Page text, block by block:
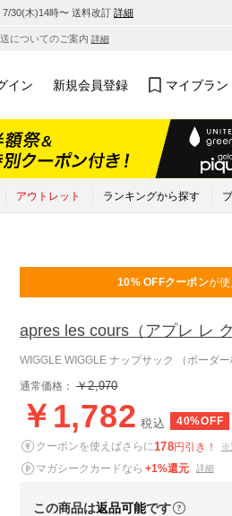
7/30(木)14時〜 送料改訂 詳細
についてのご案内 詳細
イン 新規会員登録 マイブラン
アウトレット ランキングから探す
10% OFFクーポンが
apres les cours （アプレ レ
WIGGLE WIGGLE ナップサック （ボーダー
通常価格： ￥2,970
￥1,782 税込 40%OFF
クーポンを使えばさらに178円引き！ ※
マガシークカードなら +1%還元 詳細
この商品は返品可能です